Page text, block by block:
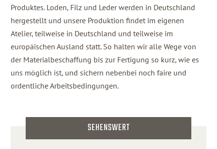
Produktes. Loden, Filz und Leder werden in Deutschland
hergestellt und unsere Produktion findet im eigenen
Atelier, teilweise in Deutschland und teilweise im
europäischen Ausland statt. So halten wir alle Wege von
der Materialbeschaffung bis zur Fertigung so kurz, wie es
uns möglich ist, und sichern nebenbei noch faire und
ordentliche Arbeitsbedingungen.
SEHENSWERT